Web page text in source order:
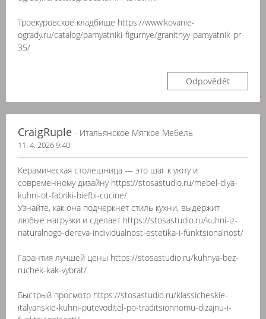
Троекуровское кладбище https://www.kovanie-
ogrady.ru/catalog/pamyatniki-figurnye/granitnyy-pamyatnik-pr-
35/
Odpovědět
CraigRuple - Итальянское Мягкое Мебель
11. 4. 2026 9:40
Керамическая столешница — это шаг к уюту и
современному дизайну https://stosastudio.ru/mebel-dlya-
kuhni-ot-fabriki-biefbi-cucine/
Узнайте, как она подчеркнёт стиль кухни, выдержит
любые нагрузки и сделает https://stosastudio.ru/kuhni-iz-
naturalnogo-dereva-individualnost-estetika-i-funktsionalnost/
Гарантия лучшей цены https://stosastudio.ru/kuhnya-bez-
ruchek-kak-vybrat/
Быстрый просмотр https://stosastudio.ru/klassicheskie-
italyanskie-kuhni-putevoditel-po-traditsionnomu-dizajnu-i-